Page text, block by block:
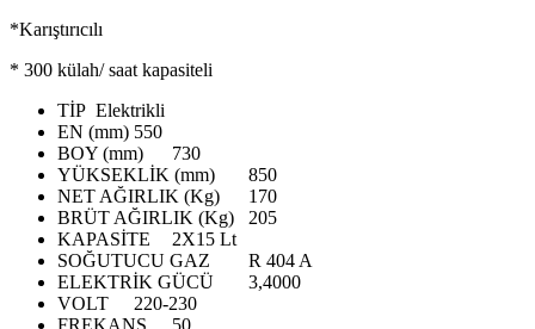
*Karıştırıcılı
* 300 külah/ saat kapasiteli
TİP Elektrikli
EN (mm) 550
BOY (mm)
730
YÜKSEKLİK (mm)
850
NET AĞIRLIK (Kg)
170
BRÜT AĞIRLIK (Kg)
205
KAPASİTE
2X15 Lt
SOĞUTUCU GAZ
R 404 A
ELEKTRİK GÜCÜ
3,4000
VOLT
220-230
FREKANS
50